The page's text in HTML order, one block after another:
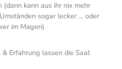
kann aus ihr nix mehr
sogar lecker … oder
im Magen)
Erfahrung lassen die Saat